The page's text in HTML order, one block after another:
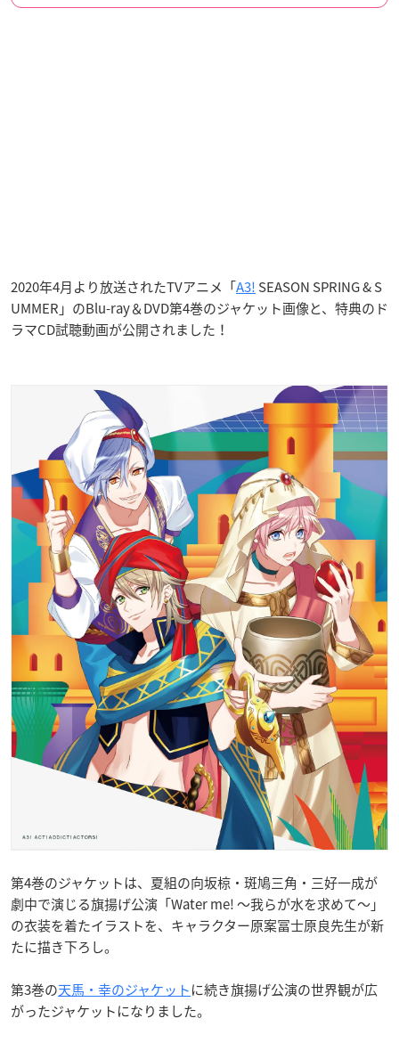
2020年4月より放送されたTVアニメ「A3! SEASON SPRING & S
UMMER」のBlu-ray＆DVD第4巻のジャケット画像と、特典のド
ラマCD試聴動画が公開されました！
第4巻のジャケットは、夏組の向坂椋・斑鳩三角・三好一成が
劇中で演じる旗揚げ公演「Water me! ～我らが水を求めて～」
の衣装を着たイラストを、キャラクター原案冨士原良先生が新
たに描き下ろし。
第3巻の天馬・幸のジャケットに続き旗揚げ公演の世界観が広
がったジャケットになりました。